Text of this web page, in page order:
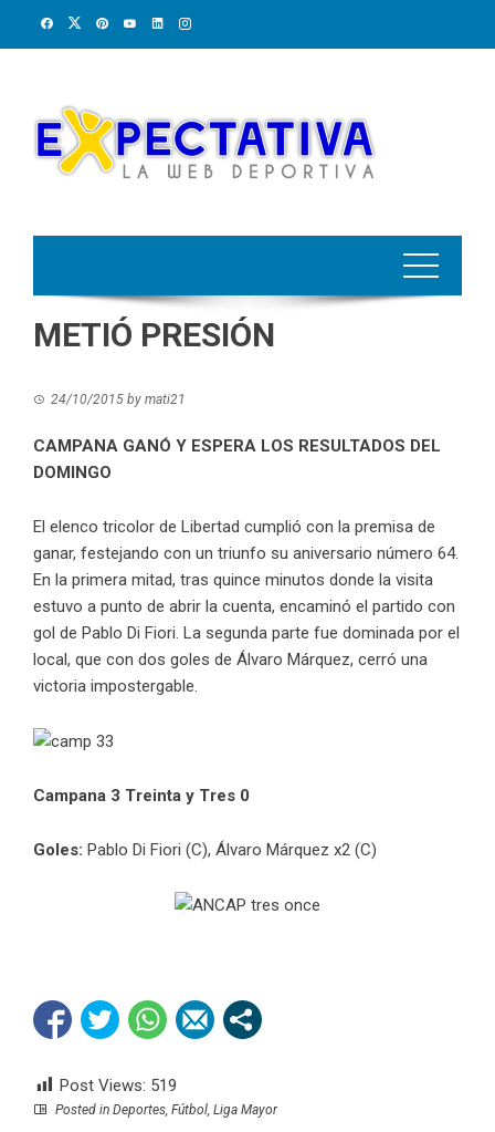
METIÓ PRESIÓN
24/10/2015 by mati21
CAMPANA GANÓ Y ESPERA LOS RESULTADOS DEL
DOMINGO
El elenco tricolor de Libertad cumplió con la premisa de
ganar, festejando con un triunfo su aniversario número 64.
En la primera mitad, tras quince minutos donde la visita
estuvo a punto de abrir la cuenta, encaminó el partido con
gol de Pablo Di Fiori. La segunda parte fue dominada por el
local, que con dos goles de Álvaro Márquez, cerró una
victoria impostergable.
Campana 3 Treinta y Tres 0
Goles: Pablo Di Fiori (C), Álvaro Márquez x2 (C)
Post Views: 519
Posted in Deportes Fútbol Liga Mayor